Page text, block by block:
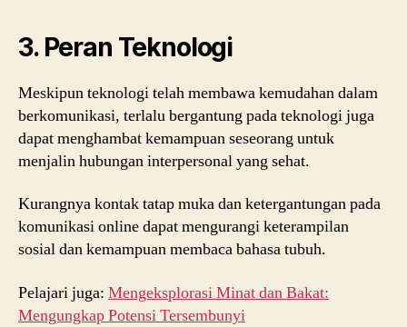
3. Peran Teknologi
Meskipun teknologi telah membawa kemudahan dalam
berkomunikasi, terlalu bergantung pada teknologi juga
dapat menghambat kemampuan seseorang untuk
menjalin hubungan interpersonal yang sehat.
Kurangnya kontak tatap muka dan ketergantungan pada
komunikasi online dapat mengurangi keterampilan
sosial dan kemampuan membaca bahasa tubuh.
Pelajari juga: Mengeksplorasi Minat dan Bakat:
Mengungkap Potensi Tersembunyi